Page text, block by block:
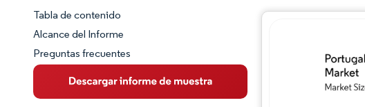
Panorama del Mercado
Visión General del Mercado
Tendencias Principales del Mercado
Tabla de contenido
Alcance del Informe
Preguntas frecuentes